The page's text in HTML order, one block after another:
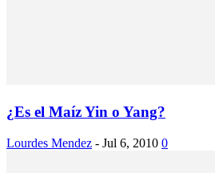
¿Es el Maíz Yin o Yang?
Lourdes Mendez - Jul 6, 2010 0